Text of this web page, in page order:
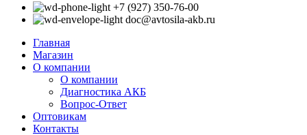
+7 (927) 350-76-00
doc@avtosila-akb.ru
Главная
Магазин
О компании
О компании
Диагностика АКБ
Вопрос-Ответ
Оптовикам
Контакты